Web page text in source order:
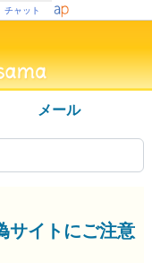
チャット
メール
サイトにご注意